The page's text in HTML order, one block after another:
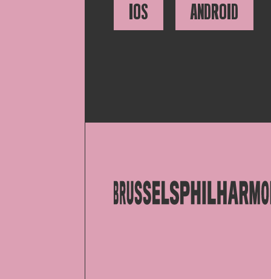
IOS ANDROID